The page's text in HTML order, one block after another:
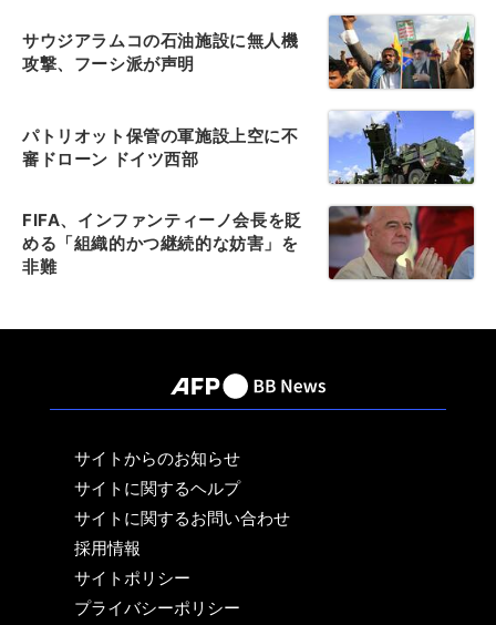
サウジアラムコの石油施設に無人機
攻撃、フーシ派が声明
パトリオット保管の軍施設上空に不
審ドローン ドイツ西部
FIFA、インファンティーノ会長を貶
める「組織的かつ継続的な妨害」を
非難
サイトからのお知らせ
サイトに関するヘルプ
サイトに関するお問い合わせ
採用情報
サイトポリシー
プライバシーポリシー